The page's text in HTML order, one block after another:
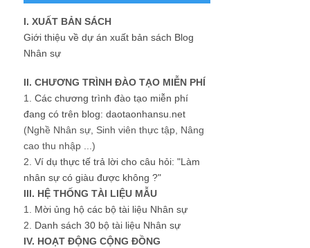
I. XUẤT BẢN SÁCH
Giới thiệu về dự án xuất bản sách Blog
Nhân sự
II. CHƯƠNG TRÌNH ĐÀO TẠO MIỄN PHÍ
1. Các chương trình đào tạo miễn phí
đang có trên blog: daotaonhansu.net
(Nghề Nhân sự, Sinh viên thực tập, Nâng
cao thu nhập ...)
2. Ví dụ thực tế trả lời cho câu hỏi: "Làm
nhân sự có giàu được không ?"
III. HỆ THỐNG TÀI LIỆU MẪU
1. Mời ủng hộ các bộ tài liệu Nhân sự
2. Danh sách 30 bộ tài liệu Nhân sự
IV. HOẠT ĐỘNG CỘNG ĐỒNG